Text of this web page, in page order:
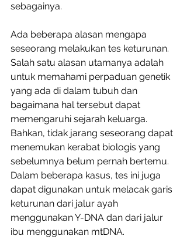
sebagainya.
Ada beberapa alasan mengapa
seseorang melakukan tes keturunan.
Salah satu alasan utamanya adalah
untuk memahami perpaduan genetik
yang ada di dalam tubuh dan
bagaimana hal tersebut dapat
memengaruhi sejarah keluarga.
Bahkan, tidak jarang seseorang dapat
menemukan kerabat biologis yang
sebelumnya belum pernah bertemu.
Dalam beberapa kasus, tes ini juga
dapat digunakan untuk melacak garis
keturunan dari jalur ayah
menggunakan Y-DNA dan dari jalur
ibu menggunakan mtDNA.